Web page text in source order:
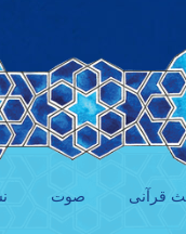
قرآنی صوت